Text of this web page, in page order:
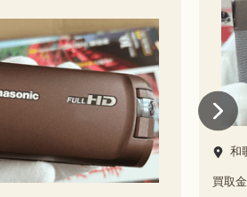
和
買取